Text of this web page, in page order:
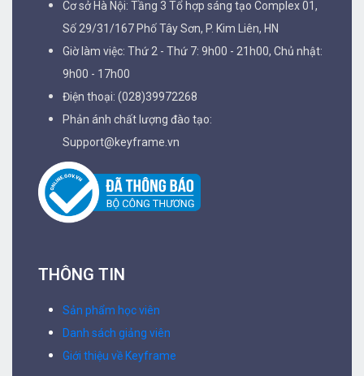
Cơ sở Hà Nội: Tầng 3 Tổ hợp sáng tạo Complex 01,
Số 29/31/167 Phố Tây Sơn, P. Kim Liên, HN
Giờ làm việc: Thứ 2 - Thứ 7: 9h00 - 21h00, Chủ nhật:
9h00 - 17h00
Điện thoại: (028)39972268
Phản ánh chất lượng đào tạo:
Support@keyframe.vn
THÔNG TIN
Sản phẩm học viên
Danh sách giảng viên
Giới thiệu về Keyframe